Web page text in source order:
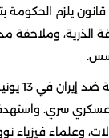
يلزم الحكومة
الذرية، وملاحقة
وشنت
عسكري سري.
وعلماء فيزياء